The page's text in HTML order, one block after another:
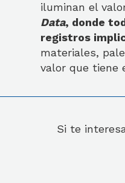
iluminan el
Data, donde
registros
materiales,
valor que tiene
Si te